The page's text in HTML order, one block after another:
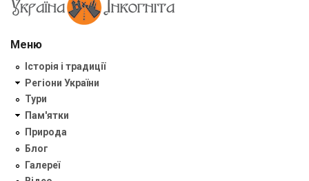
Меню
Історія і традиції
Регіони України
Тури
Пам'ятки
Природа
Блог
Галереї